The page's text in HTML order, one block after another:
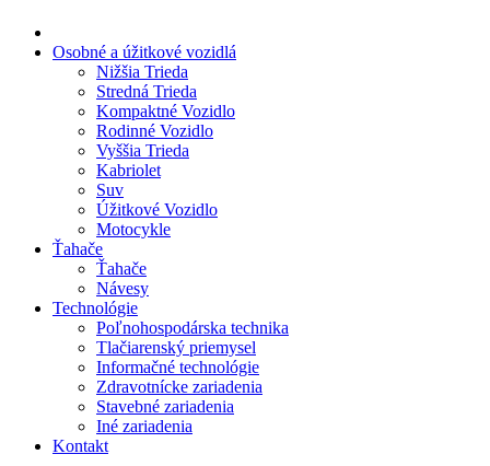
Osobné a úžitkové vozidlá
Nižšia Trieda
Stredná Trieda
Kompaktné Vozidlo
Rodinné Vozidlo
Vyššia Trieda
Kabriolet
Suv
Úžitkové Vozidlo
Motocykle
Ťahače
Ťahače
Návesy
Technológie
Poľnohospodárska technika
Tlačiarenský priemysel
Informačné technológie
Zdravotnícke zariadenia
Stavebné zariadenia
Iné zariadenia
Kontakt